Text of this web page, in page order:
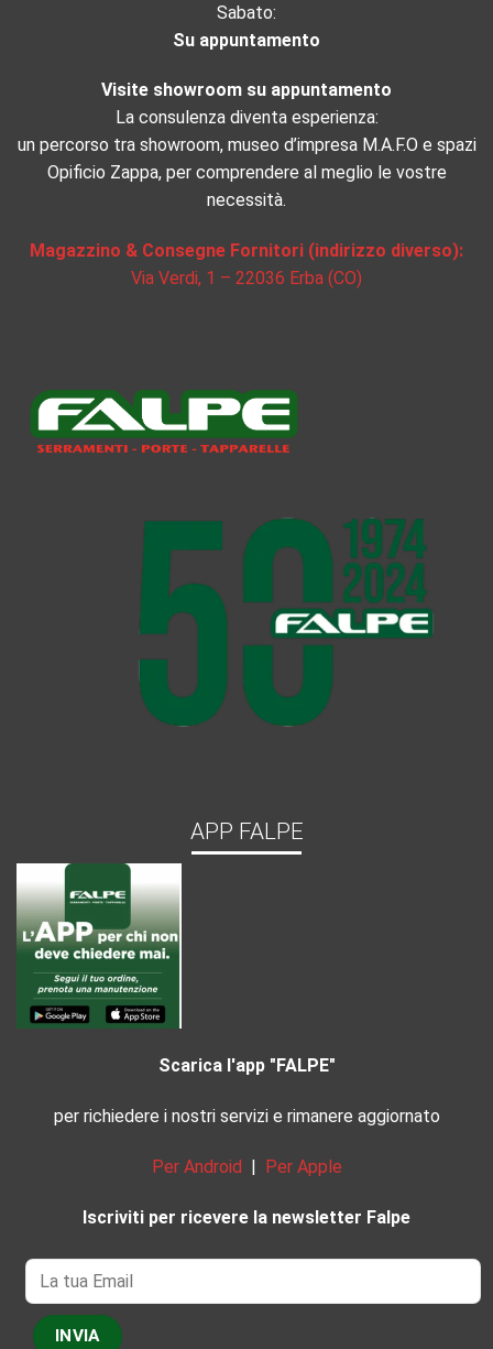
Sabato:
Su appuntamento
Visite showroom su appuntamento
La consulenza diventa esperienza:
un percorso tra showroom, museo d’impresa M.A.F.O e spazi
Opificio Zappa, per comprendere al meglio le vostre
necessità.
Magazzino & Consegne Fornitori (indirizzo diverso):
Via Verdi, 1 – 22036 Erba (CO)
APP FALPE
Scarica l'app "FALPE"
per richiedere i nostri servizi e rimanere aggiornato
Per Android | Per Apple
Iscriviti per ricevere la newsletter Falpe